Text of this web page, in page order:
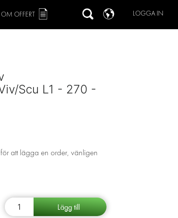
LOGGA IN
OM OFFERT
Scu L1 - 270 -
att lägga en order, vänligen